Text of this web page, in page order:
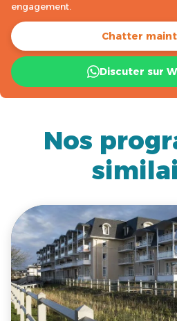
engagement.
Chatter
Discuter sur
Nos